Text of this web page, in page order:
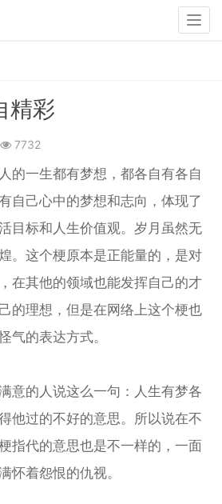
精彩
7732
的一生都有梦想，都各自有各自
自己心中的梦想和志向，体现了
目标和人生价值观。岁月虽然无
。这个梗原本是正能量的，是对
在其他的领域也能发挥自己的才
的理想，但是在网络上这个梗也
气的表达方式。
意的人说这么一句：人生有梦各
他过的不好的意思。所以说在不
指代的意思也是不一样的，一面
怀着怨恨的仇视。